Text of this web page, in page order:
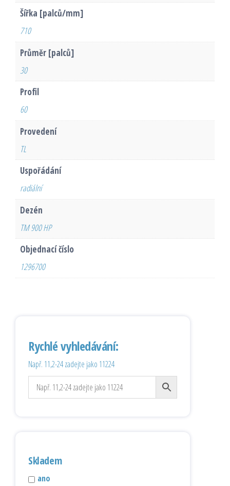
Šířka [palců/mm]
710
Průměr [palců]
30
Profil
60
Provedení
TL
Uspořádání
radiální
Dezén
TM 900 HP
Objednací číslo
1296700
Rychlé vyhledávání:
Např. 11,2-24 zadejte jako 11224
Skladem
ano